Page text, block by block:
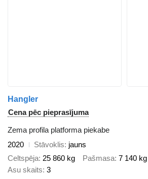
Hangler
Cena pēc pieprasījuma
Zema profila platforma piekabe
2020
Stāvoklis jauns
Celtspēja 25 860 kg Pašmasa 7 140 kg
Asu skaits 3